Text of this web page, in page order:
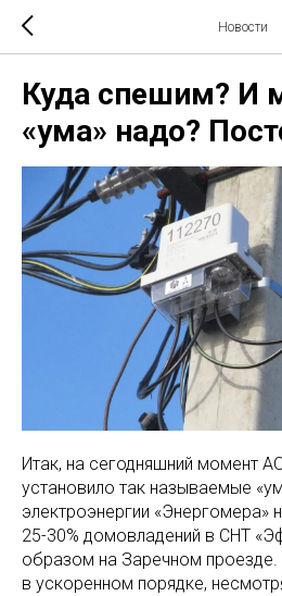
Новости
Куда спешим? И
«ума» надо?
Итак, на сегодняшний момент
установило так называемые
электроэнергии «Энергомера»
25-30% домовладений в СНТ
образом на Заречном
в ускоренном порядке,